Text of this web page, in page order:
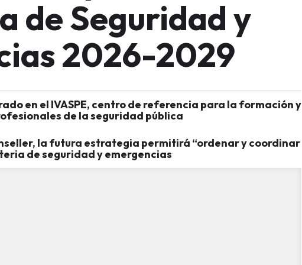
de Seguridad y
2026-2029
en el IVASPE, centro de referencia para la formación y
de la seguridad pública
la futura estrategia permitirá “ordenar y coordinar
de seguridad y emergencias